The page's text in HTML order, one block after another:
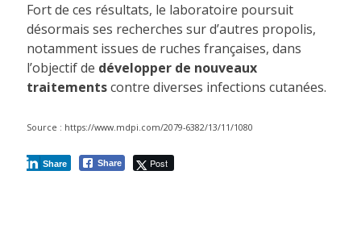
Fort de ces résultats, le laboratoire poursuit
désormais ses recherches sur d’autres propolis,
notamment issues de ruches françaises, dans
l’objectif de développer de nouveaux
traitementscontre diverses infections cutanées.
Source : https://www.mdpi.com/2079-6382/13/11/1080
Share Post
Share